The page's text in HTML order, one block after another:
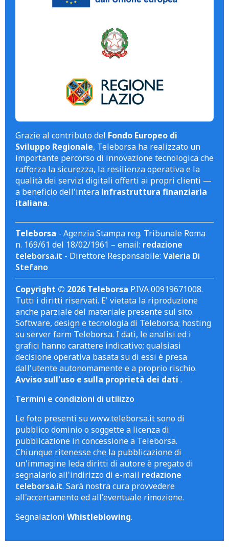
Grazie al contributo del Fondo Europeo di
Sviluppo Regionale, Teleborsa ha realizzato un
importante percorso di innovazione tecnologica che
rafforza la sicurezza, la resilienza operativa e la
qualità dei servizi digitali offerti ai propri clienti —
a beneficio dell'intera infrastruttura finanziaria
italiana.
Teleborsa - Agenzia Stampa reg. Tribunale Roma
n. 169/61 del 18/02/1961 – email: redazione
teleborsa.it - Direttore Responsabile: Valeria Di
Stefano
Copyright © 2026 Teleborsa P.IVA 00919671008.
Tutti i diritti riservati. E' vietata la riproduzione
anche parziale del materiale presente sul sito.
Software, design e tecnologia di Teleborsa; hosting
su server farm Teleborsa. I dati, le analisi ed i
grafici hanno carattere indicativo; qualsiasi
decisione operativa basata su di essi è presa
dall'utente autonomamente e a proprio rischio.
Avviso sull'uso e sulla proprietà dei dati .
Termini e condizioni di utilizzo
Le foto presenti su www.teleborsa.it sono di
pubblico dominio o soggette a licenza di
pubblicazione in concessione a Teleborsa.
Chiunque ritenesse che la pubblicazione di
un'immagine leda diritti di autore è pregato di
segnalarlo all'indirizzo di e-mail redazione
teleborsa.it. Sarà nostra cura provvedere
all'accertamento ed all'eventuale rimozione.
Segnalazioni Whistleblowing.